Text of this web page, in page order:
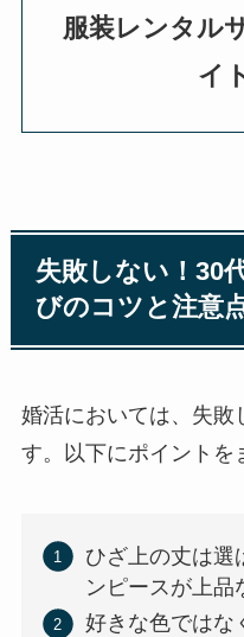
服装レンタル
イ
失敗しない！30
びのコツと注意
婚活においては、失敗
す。以下にポイントを
ひざ上の丈は選
ンピースが上品
好きな色ではな